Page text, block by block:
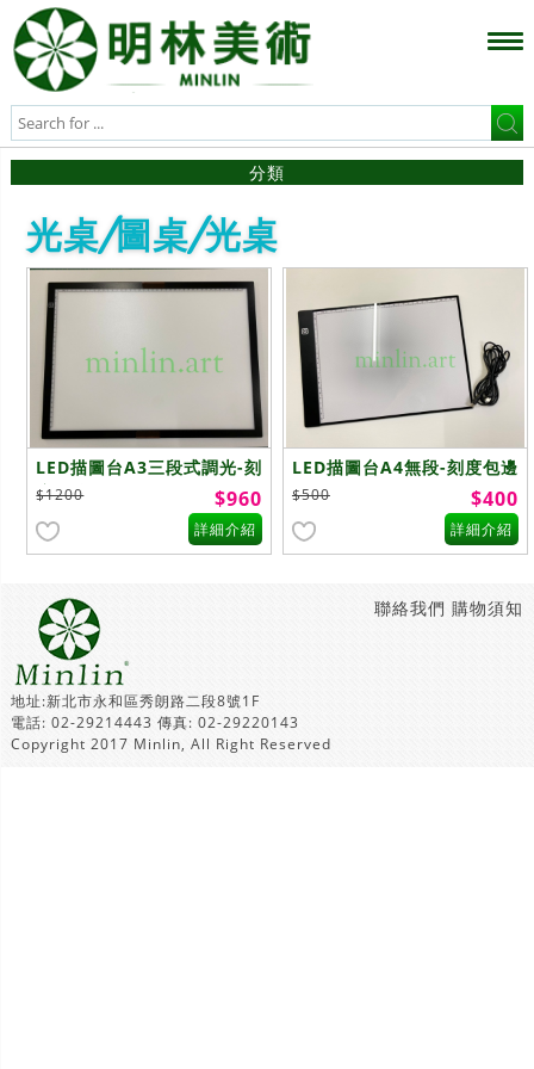
分類
光桌/圖桌/光桌
LED描圖台A3三段式調光-刻
度包邊
$1200 $960
詳細介紹
LED描圖台A4無段-刻度包邊
$500 $400
詳細介紹
購物須知
聯絡我們
地址:新北市永和區秀朗路二段8號1F
電話: 02-29214443 傳真: 02-29220143
Copyright 2017 Minlin, All Right Reserved